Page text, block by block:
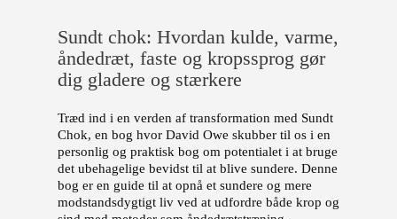
Sundt chok: Hvordan kulde, varme,
åndedræt, faste og kropssprog gør
dig gladere og stærkere
Træd ind i en verden af transformation med Sundt
Chok, en bog hvor David Owe skubber til os i en
personlig og praktisk bog om potentialet i at bruge
det ubehagelige bevidst til at blive sundere. Denne
bog er en guide til at opnå et sundere og mere
modstandsdygtigt liv ved at udfordre både krop og